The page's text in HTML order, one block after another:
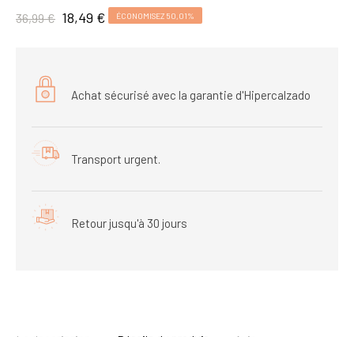
36,99 € 18,49 € ÉCONOMISEZ 50,01%
Achat sécurisé avec la garantie d'Hipercalzado
Transport urgent.
Retour jusqu'à 30 jours